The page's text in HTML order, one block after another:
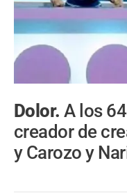
Dolor.A los
creador de
y Carozo y